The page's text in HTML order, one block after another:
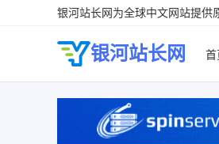
银河站长网为全球中文网站提供
银河站长网 首